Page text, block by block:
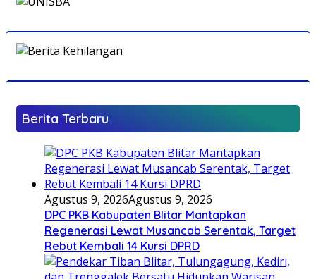
Berita Terbaru
Agustus 9, 2026Agustus 9, 2026
DPC PKB Kabupaten Blitar Mantapkan
Regenerasi Lewat Musancab Serentak, Target
Rebut Kembali 14 Kursi DPRD